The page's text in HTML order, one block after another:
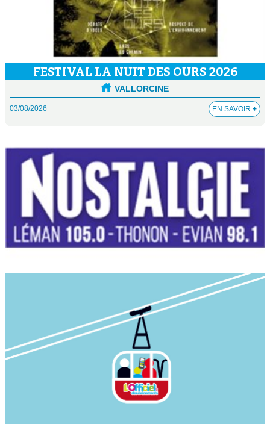
FESTIVAL LA NUIT DES OURS 2026
VALLORCINE
03/08/2026 EN SAVOIR +